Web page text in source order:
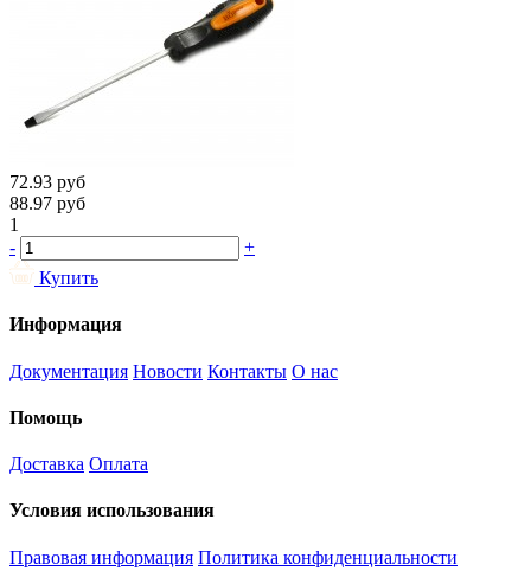
72.93 руб
88.97 руб
1
-
+
Купить
Информация
Документация Новости Контакты О нас
Помощь
Доставка Оплата
Условия использования
Правовая информация Политика конфиденциальности